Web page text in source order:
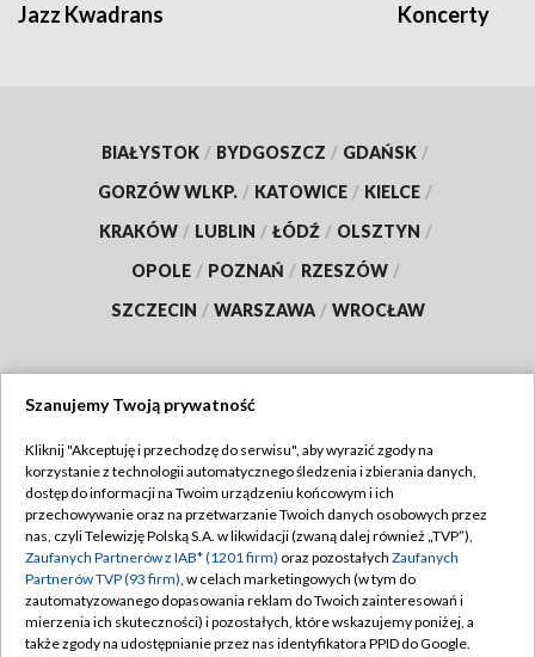
Jazz Kwadrans Koncerty
BIAŁYSTOK / BYDGOSZCZ / GDAŃSK /
GORZÓW WLKP. / KATOWICE / KIELCE /
KRAKÓW / LUBLIN / ŁÓDŹ / OLSZTYN /
OPOLE / POZNAŃ / RZESZÓW /
SZCZECIN / WARSZAWA / WROCŁAW
TVP
Abonament TVP
Emisja w TVP
Centrum informacji TVP
Naziemna Telewizja Cyfrowa
Regulamin TVP
Polityka prywatności
Moje zgody
Pomoc
Szanujemy Twoją prywatność
Kliknij "Akceptuję i przechodzę do serwisu", aby wyrazić zgody na
korzystanie z technologii automatycznego śledzenia i zbierania danych,
dostęp do informacji na Twoim urządzeniu końcowym i ich
przechowywanie oraz na przetwarzanie Twoich danych osobowych przez
nas, czyli Telewizję Polską S.A. w likwidacji (zwaną dalej również „TVP”),
Zaufanych Partnerów z IAB* (1201 firm) oraz pozostałych Zaufanych
Partnerów TVP (93 firm), w celach marketingowych (w tym do
zautomatyzowanego dopasowania reklam do Twoich zainteresowań i
mierzenia ich skuteczności) i pozostałych, które wskazujemy poniżej, a
także zgody na udostępnianie przez nas identyfikatora PPID do Google.